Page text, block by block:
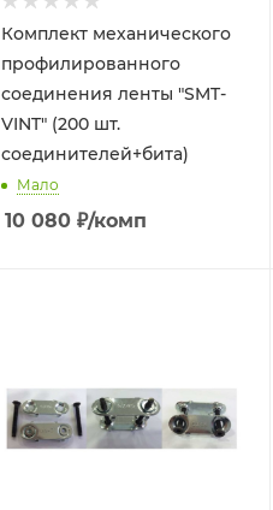
Комплект механического
профилированного
соединения ленты "SMT-
VINT" (200 шт.
соединителей+бита)
Мало
10 080 ₽/комп